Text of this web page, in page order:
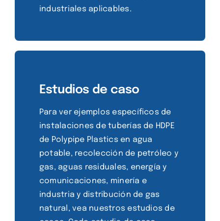
industriales aplicables.
Estudios de caso
Para ver ejemplos específicos de
instalaciones de tuberías de HDPE
de Polypipe Plastics en agua
potable, recolección de petróleo y
gas, aguas residuales, energía y
comunicaciones, minería e
industria y distribución de gas
natural, vea nuestros estudios de